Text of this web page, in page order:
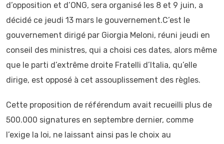
d’opposition et d’ONG, sera organisé les 8 et 9 juin, a
décidé ce jeudi 13 mars le gouvernement.C’est le
gouvernement dirigé par Giorgia Meloni, réuni jeudi en
conseil des ministres, qui a choisi ces dates, alors même
que le parti d’extrême droite Fratelli d’Italia, qu’elle
dirige, est opposé à cet assouplissement des règles.
Cette proposition de référendum avait recueilli plus de
500.000 signatures en septembre dernier, comme
l’exige la loi, ne laissant ainsi pas le choix au